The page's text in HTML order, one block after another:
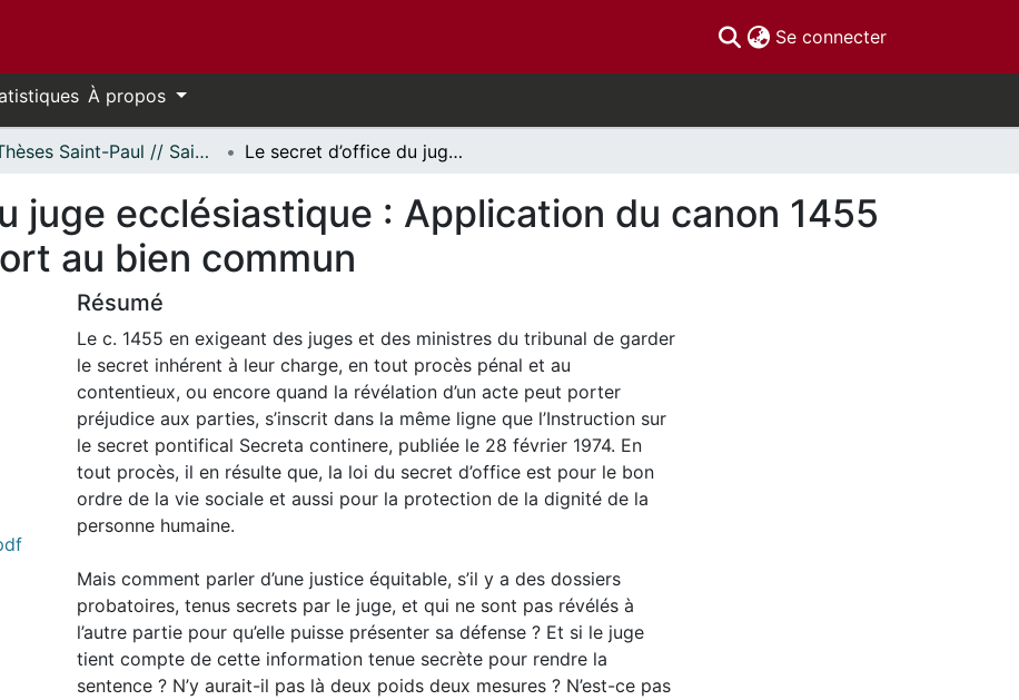
Se connecter(current)
À propos
Thèses Saint-Paul // Saint Paul Theses Le secret d’office du juge ecclésiastique : Application du canon 1455 du CIC/83 par rapport au bien commun
juge ecclésiastique : Application du canon 1455
au bien commun
Résumé
Le c. 1455 en exigeant des juges et des ministres du tribunal de garder
le secret inhérent à leur charge, en tout procès pénal et au
contentieux, ou encore quand la révélation d’un acte peut porter
préjudice aux parties, s’inscrit dans la même ligne que l’Instruction sur
le secret pontifical Secreta continere, publiée le 28 février 1974. En
tout procès, il en résulte que, la loi du secret d’office est pour le bon
ordre de la vie sociale et aussi pour la protection de la dignité de la
personne humaine.
Mais comment parler d’une justice équitable, s’il y a des dossiers
probatoires, tenus secrets par le juge, et qui ne sont pas révélés à
l’autre partie pour qu’elle puisse présenter sa défense ? Et si le juge
tient compte de cette information tenue secrète pour rendre la
sentence ? N’y aurait-il pas là deux poids deux mesures ? N’est-ce pas